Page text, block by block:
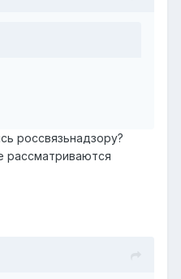
россвязьнадзору?
рассматриваются